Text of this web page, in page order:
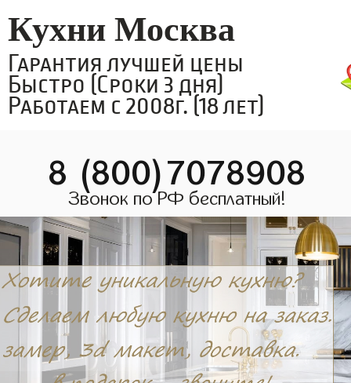
Кухни Москва
Гарантия лучшей цены
Быстро (Сроки 3 дня)
Работаем с 2008г. (18 лет)
8 (800)7078908
Звонок по РФ бесплатный!